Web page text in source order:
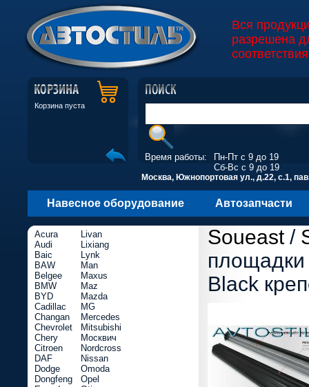
Вся
разрешена
Корзина пуста
Время работы:
Пн-Пт с 9 до 19
Сб-Вс с 9 до 19
Москва, Южнопортовая ул., д.22, с.1,
Навесное оборудование Автозапчасти
Soueast/
площадки
Black
Acura
Audi
Baic
BAW
Belgee
BMW
BYD
Cadillac
Changan
Chevrolet
Chery
Citroen
DAF
Dodge
Dongfeng
Livan
Lixiang
Lynk
Man
Maxus
Maz
Mazda
MG
Mercedes
Mitsubishi
Москвич
Nordcross
Nissan
Omoda
Opel